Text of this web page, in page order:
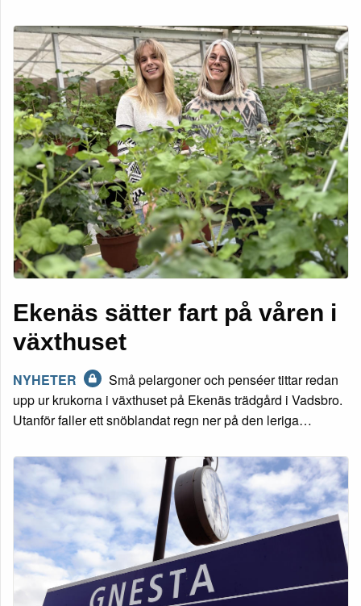
Ekenäs sätter fart på våren i
växthuset
NYHETER
Små pelargoner och penséer tittar redan
upp ur krukorna i växthuset på Ekenäs trädgård i Vadsbro.
Utanför faller ett snöblandat regn ner på den leriga…